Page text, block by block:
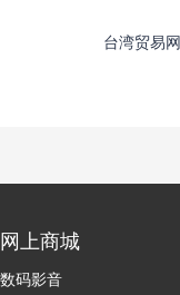
台湾贸易网
网上商城
数码影音